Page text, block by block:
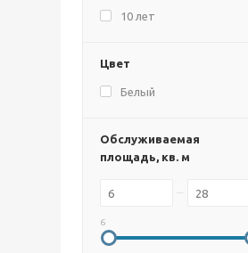
10 лет
Цвет
Белый
Обслуживаемая
площадь, кв. м
6